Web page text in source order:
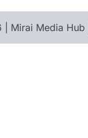
Mirai Media Hub